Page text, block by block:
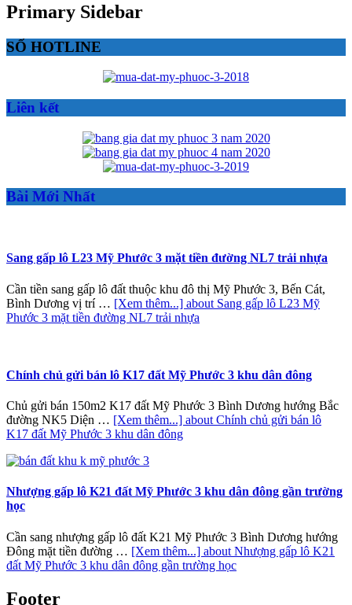
Primary Sidebar
SỐ HOTLINE
Liên kết
Bài Mới Nhất
Sang gấp lô L23 Mỹ Phước 3 mặt tiền đường NL7 trải nhựa
Cần tiền sang gấp lô đất thuộc khu đô thị Mỹ Phước 3, Bến Cát,
Bình Dương vị trí … [Xem thêm...] about Sang gấp lô L23 Mỹ
Phước 3 mặt tiền đường NL7 trải nhựa
Chính chủ gửi bán lô K17 đất Mỹ Phước 3 khu dân đông
Chủ gửi bán 150m2 K17 đất Mỹ Phước 3 Bình Dương hướng Bắc
đường NK5 Diện … [Xem thêm...] about Chính chủ gửi bán lô
K17 đất Mỹ Phước 3 khu dân đông
Nhượng gấp lô K21 đất Mỹ Phước 3 khu dân đông gần trường
học
Cần sang nhượng gấp lô đất K21 Mỹ Phước 3 Bình Dương hướng
Đông mặt tiền đường … [Xem thêm...] about Nhượng gấp lô K21
đất Mỹ Phước 3 khu dân đông gần trường học
Footer